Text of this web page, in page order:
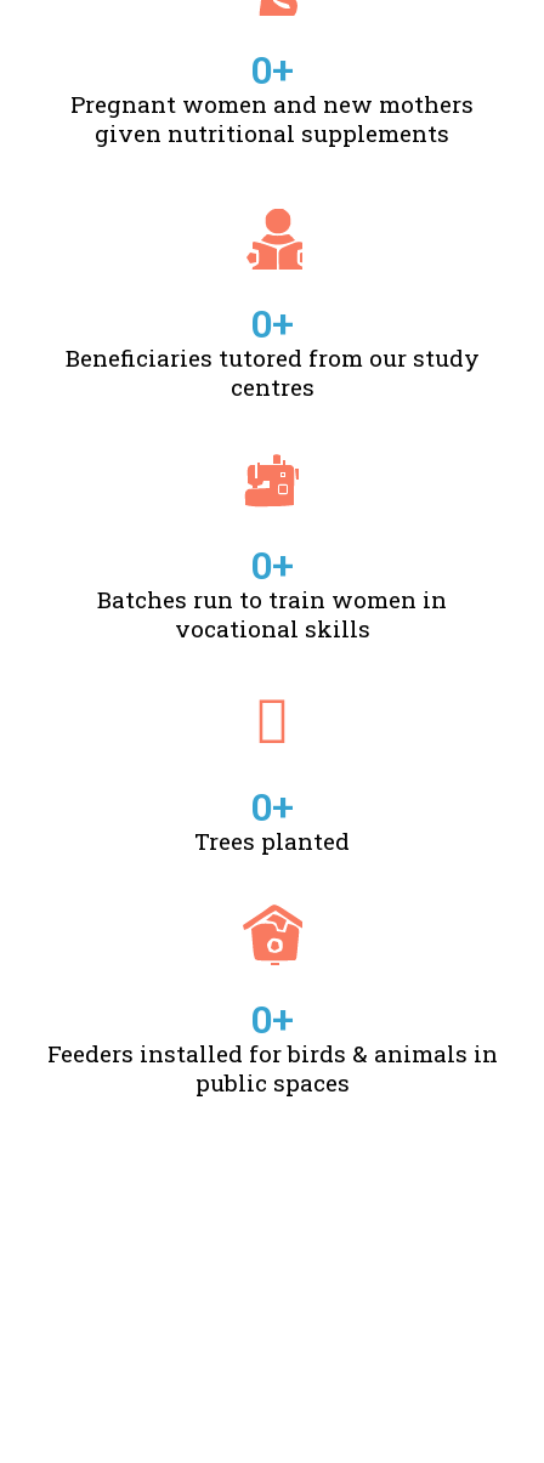
Pregnant women and new mothers
given nutritional supplements
0+
Beneficiaries tutored from our study
centres
0+
Batches run to train women in
vocational skills
0+
Trees planted
0+
Feeders installed for birds & animals in
public spaces
0+